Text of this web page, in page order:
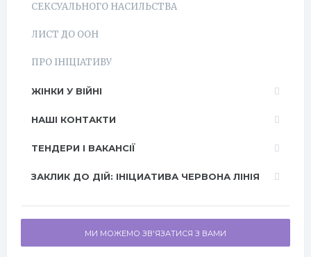
СЕКСУАЛЬНОГО НАСИЛЬСТВА
ЛИСТ ДО ООН
ПРО ІНІЦІАТИВУ
ЖІНКИ У ВІЙНІ
НАШІ КОНТАКТИ
ТЕНДЕРИ І ВАКАНСІЇ
ЗАКЛИК ДО ДІЙ: ІНІЦИАТИВА ЧЕРВОНА ЛІНІЯ
МИ МОЖЕМО ЗВ'ЯЗАТИСЯ З ВАМИ